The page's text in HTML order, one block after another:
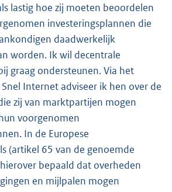
lastig hoe zij moeten beoordelen
investeringsplannen die
daadwerkelijk
worden. Ik wil decentrale
graag ondersteunen. Via het
Internet adviseer ik hen over de
zij van marktpartijen mogen
voorgenomen
In de Europese
(artikel 65 van de genoemde
bepaald dat overheden
en mijlpalen mogen